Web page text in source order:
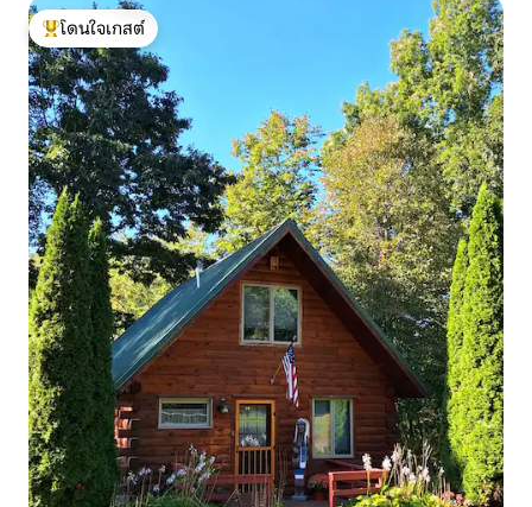
โดนใจเกสต์ที่สุด
โดนใจเกสต์